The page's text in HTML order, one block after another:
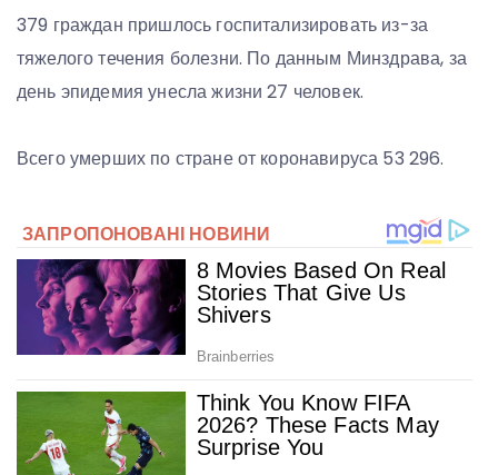
379 граждан пришлось госпитализировать из-за
тяжелого течения болезни. По данным Минздрава, за
день эпидемия унесла жизни 27 человек.
Всего умерших по стране от коронавируса 53 296.